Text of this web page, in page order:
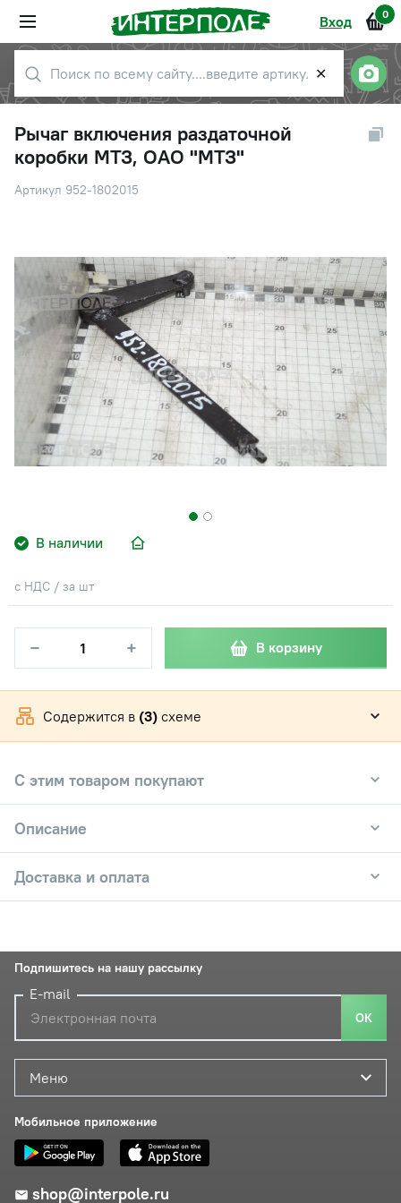
Вход 0
✕
Рычаг включения раздаточной
коробки МТЗ, ОАО "МТЗ"
Артикул 952-1802015
В наличии
с НДС / за шт
− + В корзину
Содержится в (3) схеме
С этим товаром покупают
Описание
Доставка и оплата
Меню
Мобильное приложение
shop@interpole.ru
Подпишитесь на нашу рассылку
E-mail
ОК